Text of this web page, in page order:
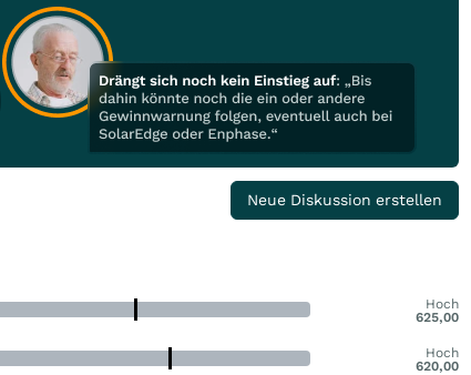
Neue Diskussion erstellen
Hoch
625,00
Hoch
620,00